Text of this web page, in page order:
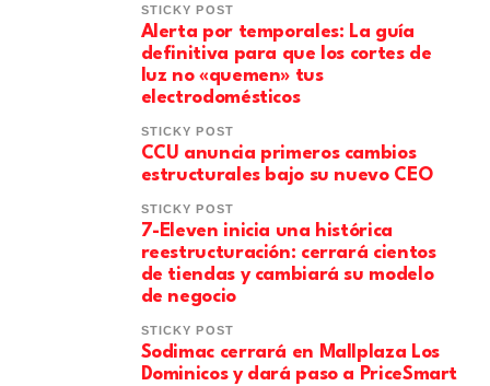
STICKY POST
Alerta por temporales: La guía
definitiva para que los cortes de
luz no «quemen» tus
electrodomésticos
STICKY POST
CCU anuncia primeros cambios
estructurales bajo su nuevo CEO
STICKY POST
7-Eleven inicia una histórica
reestructuración: cerrará cientos
de tiendas y cambiará su modelo
de negocio
STICKY POST
Sodimac cerrará en Mallplaza Los
Dominicos y dará paso a PriceSmart